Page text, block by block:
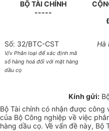
BỘ TÀI CHÍNH
-----
Số: 32/BTC-CST
V/v Phân loại để xác định mã
số hàng hoá đối với mặt hàng
dầu cọ
Hà
Kính gửi:
Bộ Tài chính có nhận được
của Bộ Công nghiệp về việc
hàng dầu cọ. Về vấn đề này, Bộ